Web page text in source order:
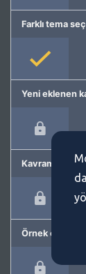
Farklı tema
Yeni eklenen
Kavram
Örnek cümleler